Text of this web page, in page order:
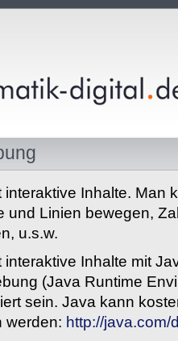
interaktive Inhalte. Man
und Linien bewegen,
u.s.w.
interaktive Inhalte mit
(Java Runtime
sein. Java kann
werden: http://